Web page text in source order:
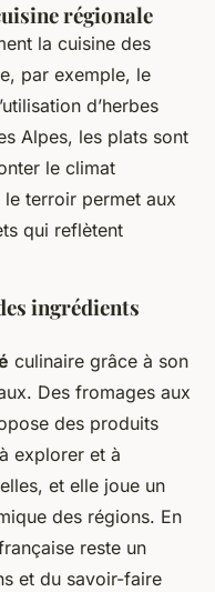
régionale
la cuisine des
par exemple, le
d’herbes
Alpes, les plats sont
le climat
terroir permet aux
qui reflètent
ingrédients
culinaire grâce à son
Des fromages aux
des produits
explorer et à
et elle joue un
des régions. En
reste un
et du savoir-faire